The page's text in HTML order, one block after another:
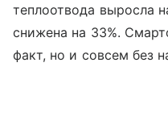
теплоотвода выросла
снижена на 33%.
факт, но и совсем без